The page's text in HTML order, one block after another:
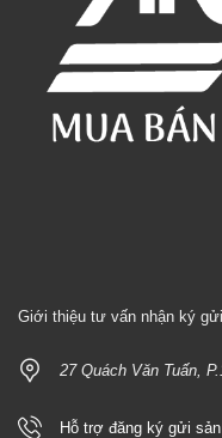
Giới thiệu tư vấn nhận ký
27 Quách Văn Tuấn,
Hỗ trợ đăng ký gửi